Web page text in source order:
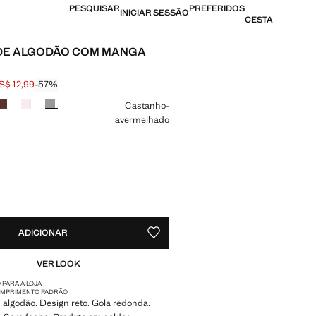
PESQUISARINICIAR SESSÃOPREFERIDOS
CESTA
ALGODÃO COM MANGA
[US$ 29,99 ]
12,99 ]
12,99-57%
cor
Castanho-
avermelhado
ADICIONAR GUARDAR NOS ARTIGOS PREFERIDOS
VER LOOK
PARA A LOJA
PADRÃO
algodão. Design reto. Gola redonda.